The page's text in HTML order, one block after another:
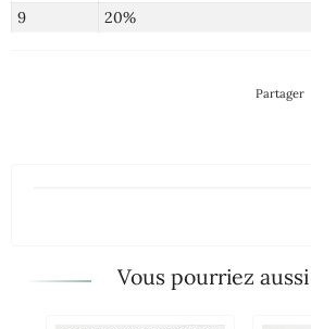
9
20%
Partager
Vous pourriez